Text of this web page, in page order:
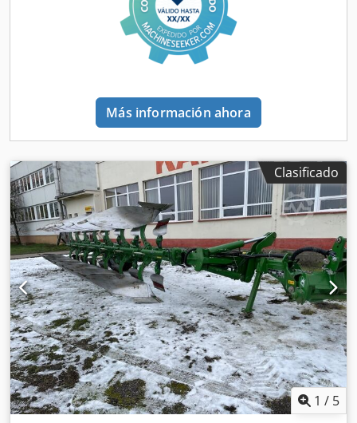
Más información ahora
Clasificado
1 / 5